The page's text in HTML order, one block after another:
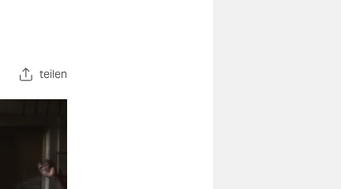
teilen